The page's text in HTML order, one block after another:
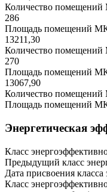
Количество
286
Площадь помещений
13211,30
Количество
270
Площадь помещений
13067,90
Количество
Площадь помещений
Энергетическая
Класс
Предыдущий класс
Дата присвоения
Класс